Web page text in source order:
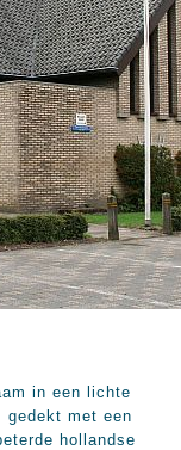
in een lichte
gedekt met een
hollandse